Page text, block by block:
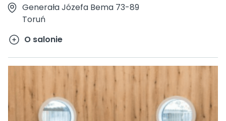
Generała Józefa Bema 73-89
Toruń
O salonie